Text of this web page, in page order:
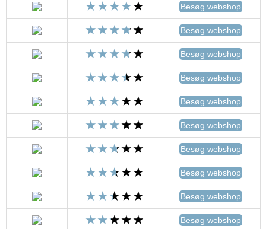
Besøg webshop
Besøg webshop
Besøg webshop
Besøg webshop
Besøg webshop
Besøg webshop
Besøg webshop
Besøg webshop
Besøg webshop
Besøg webshop